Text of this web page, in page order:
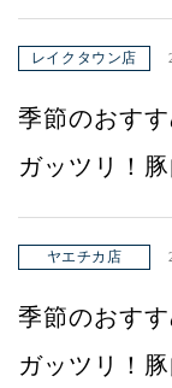
レイクタウン店
季節のおす
ガッツリ！
ヤエチカ店
季節のおす
ガッツリ！